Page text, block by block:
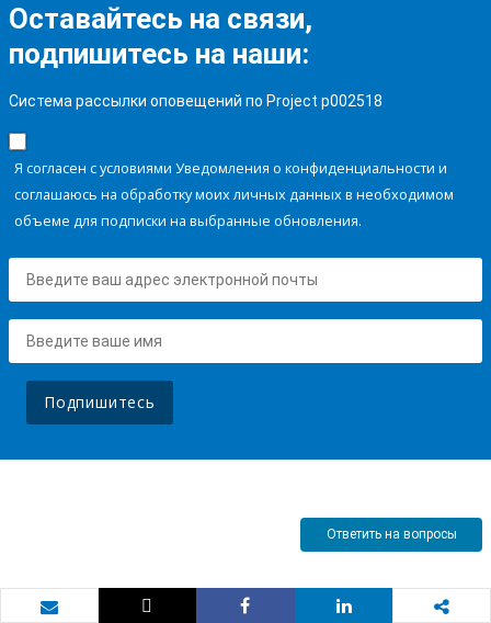
Оставайтесь на связи,
подпишитесь на наши:
Система рассылки оповещений по Project p002518
Я согласен с условиями Уведомления о конфиденциальности и
соглашаюсь на обработку моих личных данных в необходимом
объеме для подписки на выбранные обновления.
Подпишитесь
Ответить на вопросы